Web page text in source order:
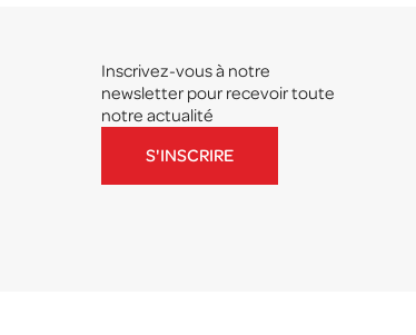
Inscrivez-vous à notre
newsletter pour recevoir toute
notre actualité
S'INSCRIRE